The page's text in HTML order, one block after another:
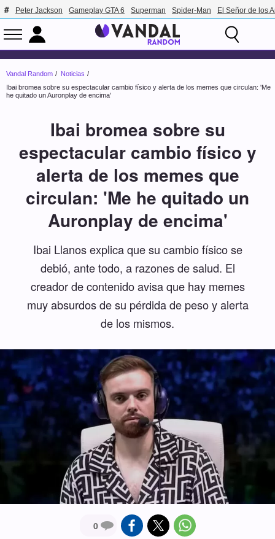
Peter Jackson Gameplay GTA 6 Superman Spider-Man El Señor de los
Vandal Random
Noticias
Ibai bromea sobre su espectacular cambio físico y alerta de los memes que circulan: 'Me
he quitado un Auronplay de encima'
Ibai bromea sobre su
espectacular cambio físico y
alerta de los memes que
circulan: 'Me he quitado un
Auronplay de encima'
Ibai Llanos explica que su cambio físico se
debió, ante todo, a razones de salud. El
creador de contenido avisa que hay memes
muy absurdos de su pérdida de peso y alerta
de los mismos.
0